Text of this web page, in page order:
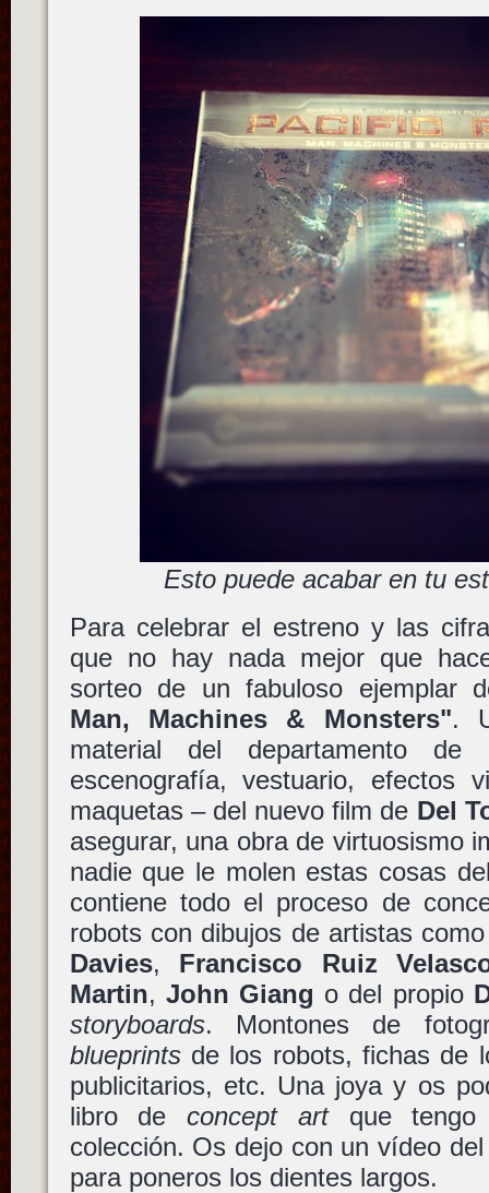
Esto puede acabar en tu
Para celebrar el estreno y las
que no hay nada mejor que
sorteo de un fabuloso ejemplar
Man, Machines & Monsters".
material del departamento
escenografía, vestuario, efectos
maquetas – del nuevo film de Del
asegurar, una obra de virtuosismo
nadie que le molen estas cosas
contiene todo el proceso de
robots con dibujos de artistas
Davies, Francisco Ruiz
Martin, John Giang o del propio
storyboards. Montones de
blueprintsde los robots, fichas de
publicitarios, etc. Una joya y os
libro deconcept artque tengo
colección. Os dejo con un vídeo
para poneros los dientes largos.